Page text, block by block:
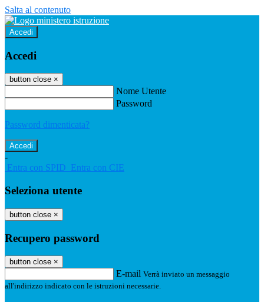
Salta al contenuto
Accedi
Accedi
button close ×
Nome Utente
Password
Password dimenticata?
-
Entra con SPID Entra con CIE
Seleziona utente
button close ×
Recupero password
button close ×
E-mail Verrà inviato un messaggio
all'indirizzo indicato con le istruzioni necessarie.